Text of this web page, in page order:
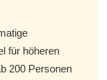
für höheren
200 Personen